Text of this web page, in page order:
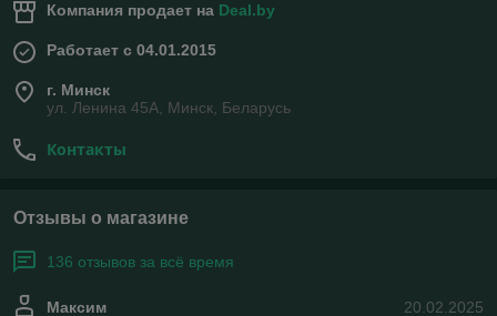
Компания продает на Deal.by
Работает с 04.01.2015
г. Минск
ул. Ленина 45А, Минск, Беларусь
Контакты
Отзывы о магазине
136 отзывов за всё время
20.02.2025
Максим